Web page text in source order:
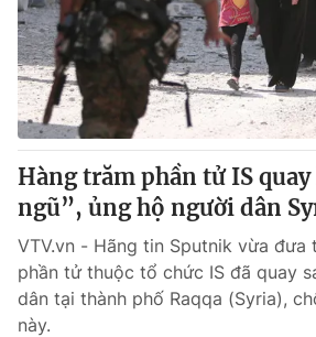
Hàng trăm phần tử IS
ngũ”, ủng hộ người dân
VTV.vn - Hãng tin Sputnik vừa đưa
phần tử thuộc tổ chức IS đã quay
dân tại thành phố Raqqa (Syria),
này.